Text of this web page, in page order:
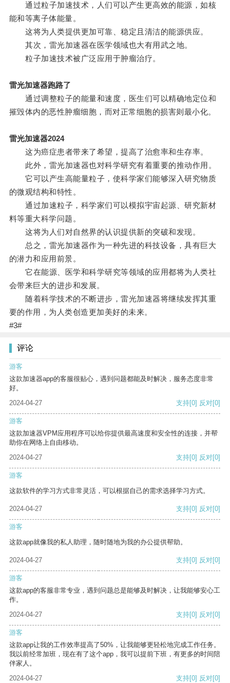
通过粒子加速技术，人们可以产生更高效的能源，如核
能和等离子体能量。
这将为人类提供更加可靠、稳定且清洁的能源供应。
其次，雷光加速器在医学领域也大有用武之地。
粒子加速技术被广泛应用于肿瘤治疗。
雷光加速器跑路了
通过调整粒子的能量和速度，医生们可以精确地定位和
摧毁体内的恶性肿瘤细胞，而对正常细胞的损害则最小化。
雷光加速器2024
这为癌症患者带来了希望，提高了治愈率和生存率。
此外，雷光加速器也对科学研究有着重要的推动作用。
它可以产生高能量粒子，使科学家们能够深入研究物质
的微观结构和特性。
通过加速粒子，科学家们可以模拟宇宙起源、研究新材
料等重大科学问题。
这将为人们对自然界的认识提供新的突破和发现。
总之，雷光加速器作为一种先进的科技设备，具有巨大
的潜力和应用前景。
它在能源、医学和科学研究等领域的应用都将为人类社
会带来巨大的进步和发展。
随着科学技术的不断进步，雷光加速器将继续发挥其重
要的作用，为人类创造更加美好的未来。
#3#
评论
游客
这款加速器app的客服很贴心，遇到问题都能及时解决，服务态度非常
好。
2024-04-27
支持[0] 反对[0]
游客
这款加速器VPM应用程序可以给你提供最高速度和安全性的连接，并帮
助你在网络上自由移动。
2024-04-27
支持[0] 反对[0]
游客
这款软件的学习方式非常灵活，可以根据自己的需求选择学习方式。
2024-04-27 支持[0] 反对[0]
游客
这款app就像我的私人助理，随时随地为我的办公提供帮助。
2024-04-27 支持[0] 反对[0]
游客
这款app的客服非常专业，遇到问题总是能够及时解决，让我能够安心工
作。
2024-04-27
支持[0] 反对[0]
游客
这款app让我的工作效率提高了50%，让我能够更轻松地完成工作任务。
我以前经常加班，现在有了这个app，我可以提前下班，有更多的时间陪
伴家人。
2024-04-27
支持[0] 反对[0]